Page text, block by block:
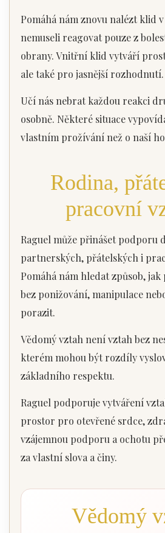
Pomáhá nám znovu nalézt klid
nemuseli reagovat pouze z
obrany. Vnitřní klid vytváří
ale také pro jasnější rozhodnutí.
Učí nás nebrat každou reakci
osobně. Některé situace
vlastním prožívání než o naší
Rodina,
pracovní
Raguel může přinášet podporu
partnerských, přátelských i
Pomáhá nám hledat způsob,
bez ponižování, manipulace
porazit.
Vědomý vztah není vztah bez
kterém mohou být rozdíly
základního respektu.
Raguel podporuje vytváření
prostor pro otevřené srdce,
vzájemnou podporu a ochotu
za vlastní slova a činy.
Vědomý